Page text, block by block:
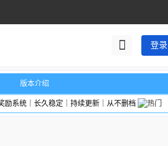
登录
版本介绍
励系统｜长久稳定｜持续更新｜从不删档